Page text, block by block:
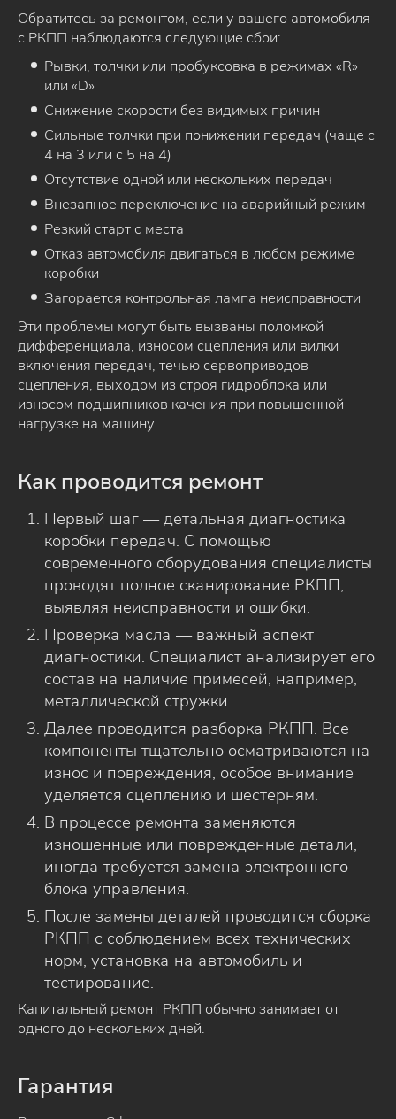
Обратитесь за ремонтом, если у вашего автомобиля
с РКПП наблюдаются следующие сбои:
Рывки, толчки или пробуксовка в режимах «R»
или «D»
Снижение скорости без видимых причин
Сильные толчки при понижении передач (чаще с
4 на 3 или с 5 на 4)
Отсутствие одной или нескольких передач
Внезапное переключение на аварийный режим
Резкий старт с места
Отказ автомобиля двигаться в любом режиме
коробки
Загорается контрольная лампа неисправности
Эти проблемы могут быть вызваны поломкой
дифференциала, износом сцепления или вилки
включения передач, течью сервоприводов
сцепления, выходом из строя гидроблока или
износом подшипников качения при повышенной
нагрузке на машину.
Как проводится ремонт
Первый шаг — детальная диагностика
коробки передач. С помощью
современного оборудования специалисты
проводят полное сканирование РКПП,
выявляя неисправности и ошибки.
Проверка масла — важный аспект
диагностики. Специалист анализирует его
состав на наличие примесей, например,
металлической стружки.
Далее проводится разборка РКПП. Все
компоненты тщательно осматриваются на
износ и повреждения, особое внимание
уделяется сцеплению и шестерням.
В процессе ремонта заменяются
изношенные или поврежденные детали,
иногда требуется замена электронного
блока управления.
После замены деталей проводится сборка
РКПП с соблюдением всех технических
норм, установка на автомобиль и
тестирование.
Капитальный ремонт РКПП обычно занимает от
одного до нескольких дней.
Гарантия